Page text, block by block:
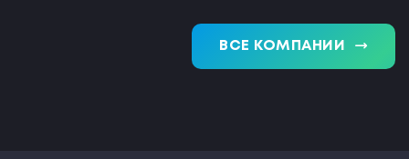
ВСЕ КОМПАНИИ trending_flat